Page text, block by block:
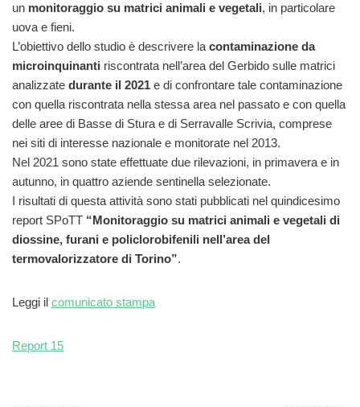
un monitoraggio su matrici animali e vegetali, in particolare
uova e fieni.
L’obiettivo dello studio è descrivere la contaminazione da
microinquinanti riscontrata nell’area del Gerbido sulle matrici
analizzate durante il 2021 e di confrontare tale contaminazione
con quella riscontrata nella stessa area nel passato e con quella
delle aree di Basse di Stura e di Serravalle Scrivia, comprese
nei siti di interesse nazionale e monitorate nel 2013.
Nel 2021 sono state effettuate due rilevazioni, in primavera e in
autunno, in quattro aziende sentinella selezionate.
I risultati di questa attività sono stati pubblicati nel quindicesimo
report SPoTT “Monitoraggio su matrici animali e vegetali di
diossine, furani e policlorobifenili nell’area del
termovalorizzatore di Torino”.
Leggi il comunicato stampa
Report 15